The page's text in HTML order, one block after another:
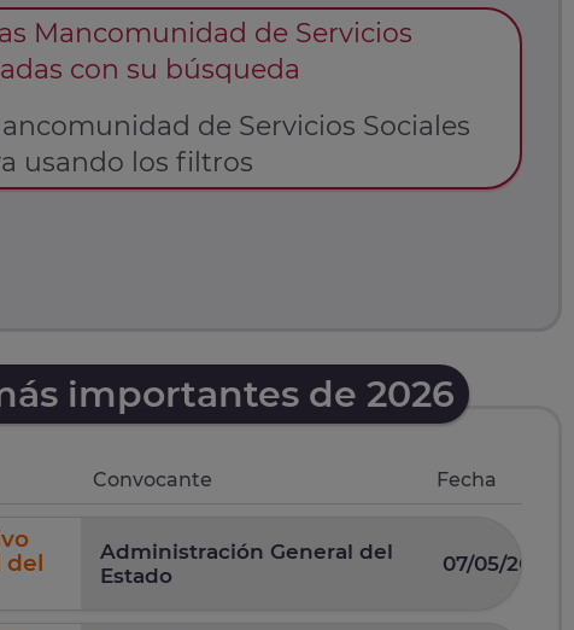
Mancomunidad de Servicios
con su búsqueda
de Servicios Sociales
usando los filtros
importantes de 2026
Convocante Fecha
del
Administración General del
Estado
07/05/2026